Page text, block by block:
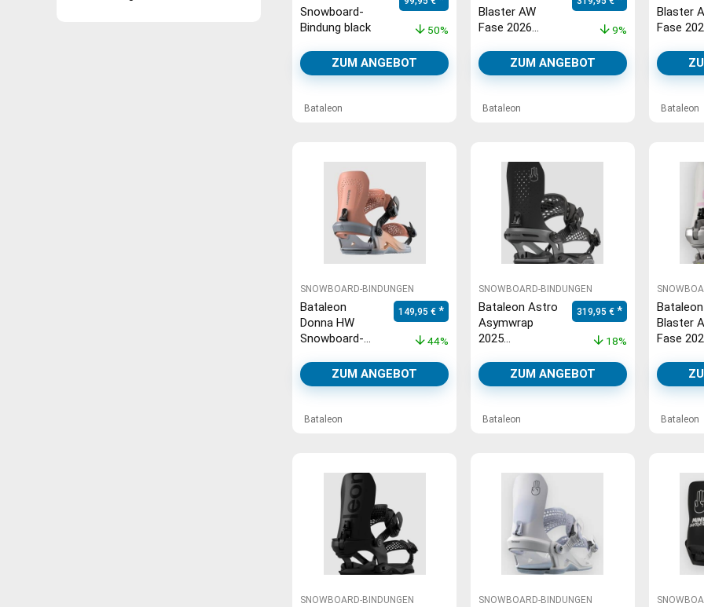
Snowboard-
Bindung black
50%
ZUM ANGEBOT
Bataleon
Blaster AW
Fase 2026
Bindung black
9%
ZUM ANGEBOT
Bataleon
Blaster
Fase
Bindung
Bataleon
SNOWBOARD-BINDUNGEN
Bataleon
Donna HW
Snowboard-
fade
Ursprünglicher Preis war: 269,95 €
149,95 € Aktueller Preis ist: 149,95 €.
44%
ZUM ANGEBOT
Bataleon
SNOWBOARD-BINDUNGEN
Bataleon Astro
Asymwrap
2025
Bindung black
Ursprünglicher Preis war:
319,95 € Aktueller Preis ist:
18%
ZUM ANGEBOT
Bataleon
Bataleon
Blaster
Fase
Bindung
gray
Bataleon
SNOWBOARD-BINDUNGEN SNOWBOARD-BINDUNGEN